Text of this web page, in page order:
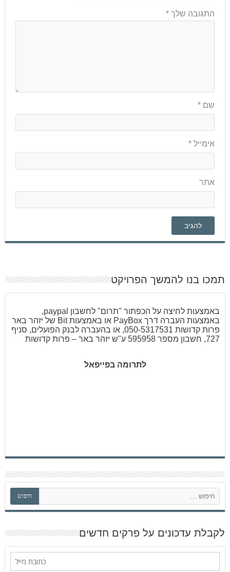
התגובה שלך *
שם *
אימייל *
אתר
תמכו בנו להמשך הפרויקט
באמצעות לחיצה על הכפתור "תרום" לחשבון paypal,
באמצעות העברה דרך PayBox או באמצעות Bit של יזהר באר
פרות קדושות 050-5317531, או בהעברה לבנק הפועלים, סניף
727, חשבון מספר 595958 ע"ש יזהר באר – פרות קדושות
לתרומה בפייפאל
פ
ש
חיפוש
לקבלת עדכונים על פרקים חדשים